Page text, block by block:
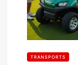
TRANSPORTS